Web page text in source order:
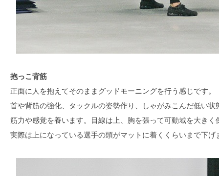
抱っこ背筋
正面に人を抱えてそのままグッドモーニングを行う感じです。
首や背筋の強化、タックルの姿勢作り、しゃがみこんだ低い
筋力や感覚を養います。目線は上、胸を張って可動域を大き
実際は上になっている選手の頭がマットに着くくらいまで下げ